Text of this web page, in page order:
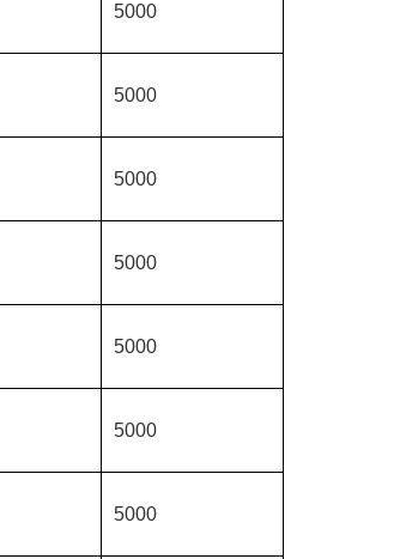
5000
5000
5000
5000
5000
5000
5000